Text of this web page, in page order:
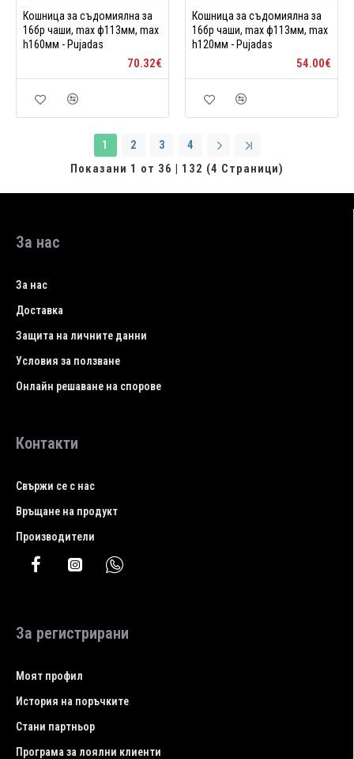
Кошница за съдомиялна за
16бр чаши, max ф113мм, max
h160мм - Pujadas
70.32€
Кошница за съдомиялна за
16бр чаши, max ф113мм, max
h120мм - Pujadas
54.00€
1 2 3
4
Показани 1 от 36 | 132 (4 Страници)
За нас
За нас
Доставка
Защита на личните данни
Условия за ползване
Онлайн решаване на спорове
Контакти
Свържи се с нас
Връщане на продукт
Производители
За регистрирани
Моят профил
История на поръчките
Стани партньор
Програма за лоялни клиенти